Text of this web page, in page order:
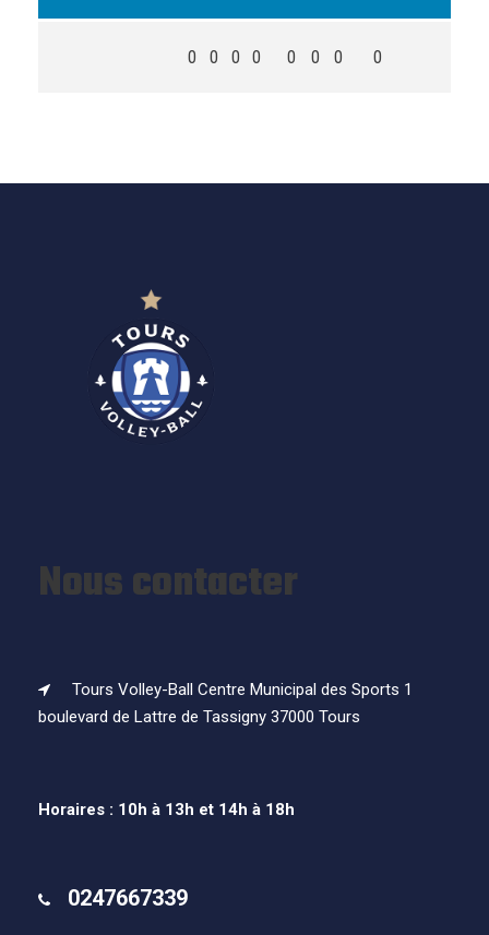
0 0 0 0 0 0 0 0
Nous contacter
Tours Volley-Ball Centre Municipal des Sports 1
boulevard de Lattre de Tassigny 37000 Tours
Horaires : 10h à 13h et 14h à 18h
0247667339